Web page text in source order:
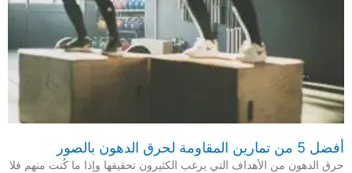
أفضل 5 من تمارين المقاومة لحرق الدهون بالصور
حرق الدهون من الأهداف التي يرغب الكثيرون تحقيقها وإذا ما كُنت منهم فلا